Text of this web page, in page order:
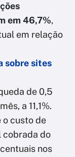
em 46,7%,
em relação
sobre sites
de 0,5
a 11,1%.
o custo de
cobrada do
nos